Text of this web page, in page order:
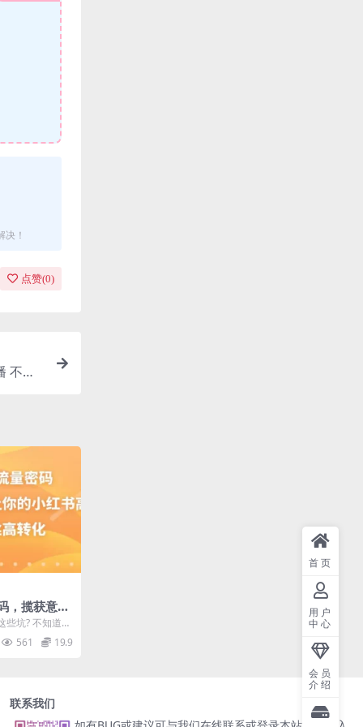
！
点赞(0)
不投
，揽获意向
点赞多粉
些坑? 不知道
公司/产品推
561 19.9
联系我们
首页
用户
中心
会员
介绍